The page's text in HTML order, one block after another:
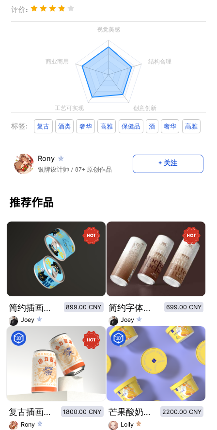
评价:
标签: 复古 酒类 奢华 高雅 保健品 酒 奢华 高雅
Rony
银牌设计师 / 87+ 原创作品
+ 关注
推荐作品
简约插画风格-派派猫·猫咪零食罐头
899.00 CNY
Joey
简约字体视觉排列-摩卡+拿铁咖啡饮料
699.00 CNY
Joey
复古插画设计风格橘子汽水
1800.00 CNY
Rony
芒果酸奶人物角色设计酸奶插图包装设计
2200.00 CNY
Lolly